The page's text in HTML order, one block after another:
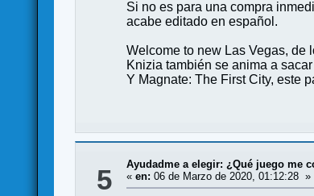
Si no es para una compra
acabe editado en español.
Welcome to new Las Vegas, de
Knizia también se anima a
Y Magnate: The First City, este
5 Ayudadme a elegir: ¿Qué juego me
«en: 06 de Marzo de 2020, 01:12:28 »